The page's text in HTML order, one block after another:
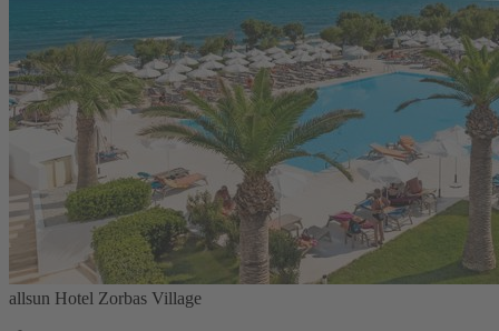
allsun Hotel Zorbas Village